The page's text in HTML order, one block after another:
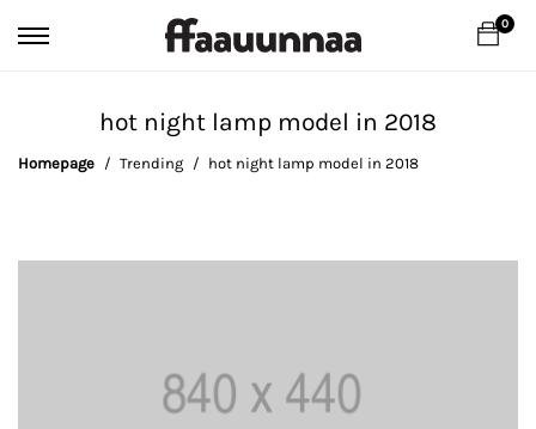
0
hot night lamp model in 2018
Homepage Trending hot night lamp model in 2018